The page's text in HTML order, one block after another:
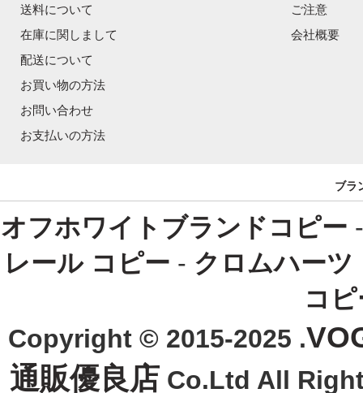
送料について
在庫に関しまして
配送について
お買い物の方法
お問い合わせ
お支払いの方法
ご注意
会社概要
ブラ
オフホワイトブランドコピー
レール コピー - クロムハーツ
コ
Copyright © 2015-2025 .
通販優良店 Co.Ltd All